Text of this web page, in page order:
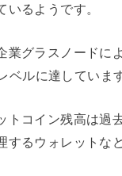
るようです。
業グラスノードに
ベルに達していま
トコイン残高は過
するウォレットな